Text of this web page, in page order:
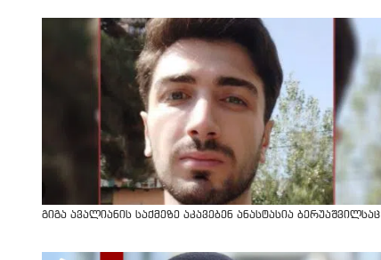
გიგა ავალიანის საქმეზე აკავებენ ანასტასია ბერუაშვილსაც